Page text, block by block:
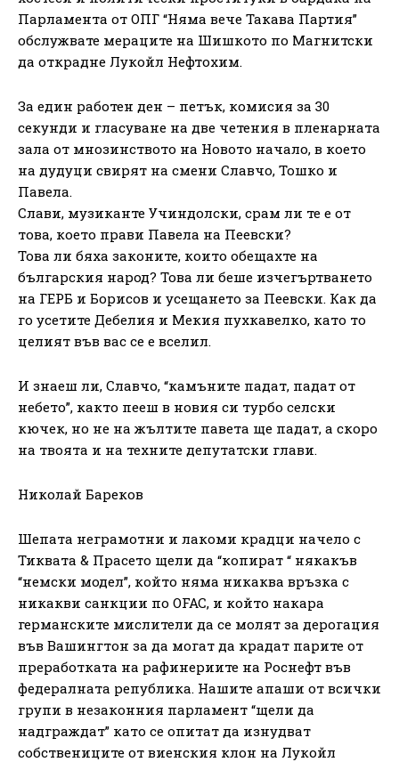
Парламента от ОПГ “Няма вече Такава Партия”
обслужвате мераците на Шишкото по Магнитски
да открадне Лукойл Нефтохим.
За един работен ден – петък, комисия за 30
секунди и гласуване на две четения в пленарната
зала от мнозинството на Новото начало, в което
на дудуци свирят на смени Славчо, Тошко и
Павела.
Слави, музиканте Учиндолски, срам ли те е от
това, което прави Павела на Пеевски?
Това ли бяха законите, които обещахте на
българския народ? Това ли беше изчегъртването
на ГЕРБ и Борисов и усещането за Пеевски. Как да
го усетите Дебелия и Мекия пухкавелко, като то
целият във вас се е вселил.
И знаеш ли, Славчо, “камъните падат, падат от
небето”, както пееш в новия си турбо селски
кючек, но не на жълтите павета ще падат, а скоро
на твоята и на техните депутатски глави.
Николай Бареков
Шепата неграмотни и лакоми крадци начело с
Тиквата & Прасето щели да “копират “ някакъв
“немски модел”, който няма никаква връзка с
никакви санкции по ОFAC, и който накара
германските мислители да се молят за дерогация
във Вашингтон за да могат да крадат парите от
преработката на рафинериите на Роснефт във
федералната република. Нашите апаши от всички
групи в незаконния парламент “щели да
надграждат” като се опитат да изнудват
собствениците от виенския клон на Лукойл